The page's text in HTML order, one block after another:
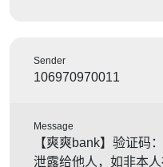
Sender
106970970011
Message
【爽爽bank】验证码
泄露给他人，如非本